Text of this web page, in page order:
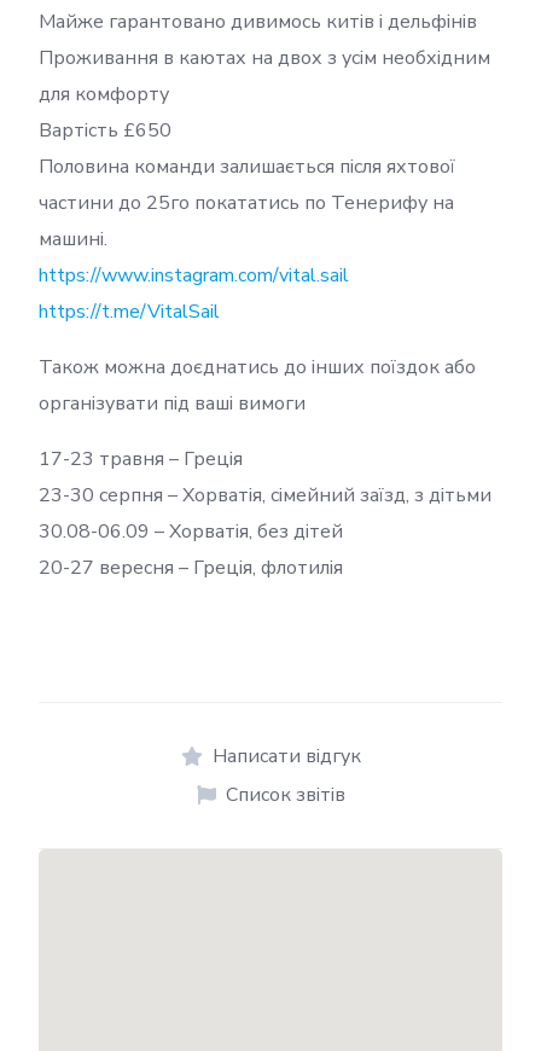
Майже гарантовано дивимось китів і дельфінів
Проживання в каютах на двох з усім необхідним
для комфорту
Вартість £650
Половина команди залишається після яхтової
частини до 25го покататись по Тенерифу на
машині.
https://www.instagram.com/vital.sail
https://t.me/VitalSail
Також можна доєднатись до інших поїздок або
організувати під ваші вимоги
17-23 травня – Греція
23-30 серпня – Хорватія, сімейний заїзд, з дітьми
30.08-06.09 – Хорватія, без дітей
20-27 вересня – Греція, флотилія
Написати відгук
Список звітів